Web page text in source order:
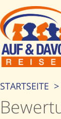
STARTSEITE >